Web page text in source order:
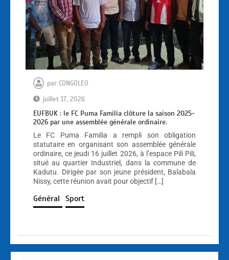
par CONGOLEO
juillet 17, 2026
EUFBUK : le FC Puma Familia clôture la saison 2025-
2026 par une assemblée générale ordinaire.
Le FC Puma Familia a rempli son obligation
statutaire en organisant son assemblée générale
ordinaire, ce jeudi 16 juillet 2026, à l’espace Pili Pili,
situé au quartier Industriel, dans la commune de
Kadutu. Dirigée par son jeune président, Balabala
Nissy, cette réunion avait pour objectif […]
Général Sport